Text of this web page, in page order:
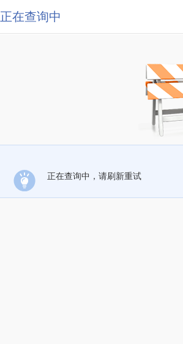
正在查询中
正在查询中，请刷新重试